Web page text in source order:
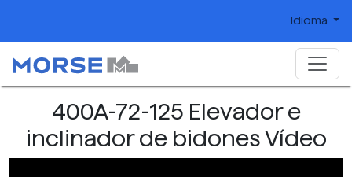
Idioma
400A-72-125 Elevador e
inclinador de bidones Vídeo